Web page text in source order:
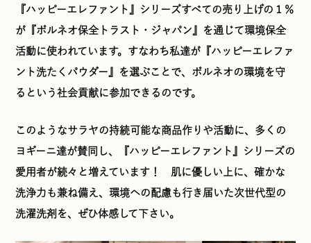
『ハッピーエレファント』シリーズすべての売り上げの１％
が『ボルネオ保全トラスト・ジャパン』を通じて環境保全
活動に使われています。すなわち私達が『ハッピーエレファ
ント洗たくパウダー』を選ぶことで、ボルネオの環境を守
るという社会貢献に参加できるのです。
このようなサラヤの持続可能な商品作りや活動に、多くの
ヨギーニ達が賛同し、『ハッピーエレファント』シリーズの
愛用者が続々と増えています！ 肌に優しい上に、確かな
洗浄力も兼ね備え、環境への配慮も行き届いた次世代型の
洗濯洗剤を、ぜひ体感して下さい。